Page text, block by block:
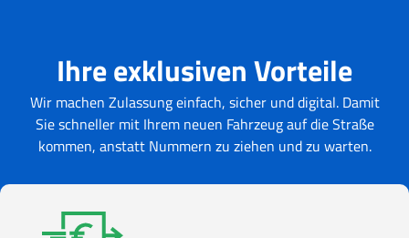
Ihre exklusiven Vorteile
Wir machen Zulassung einfach, sicher und digital. Damit
Sie schneller mit Ihrem neuen Fahrzeug auf die Straße
kommen, anstatt Nummern zu ziehen und zu warten.